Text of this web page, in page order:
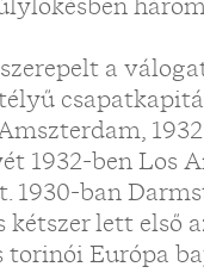
a
1932-ben Los
1930-ban
lett első
torinói Európa